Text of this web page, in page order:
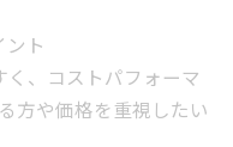
ト
く、コストパフォーマ
方や価格を重視したい